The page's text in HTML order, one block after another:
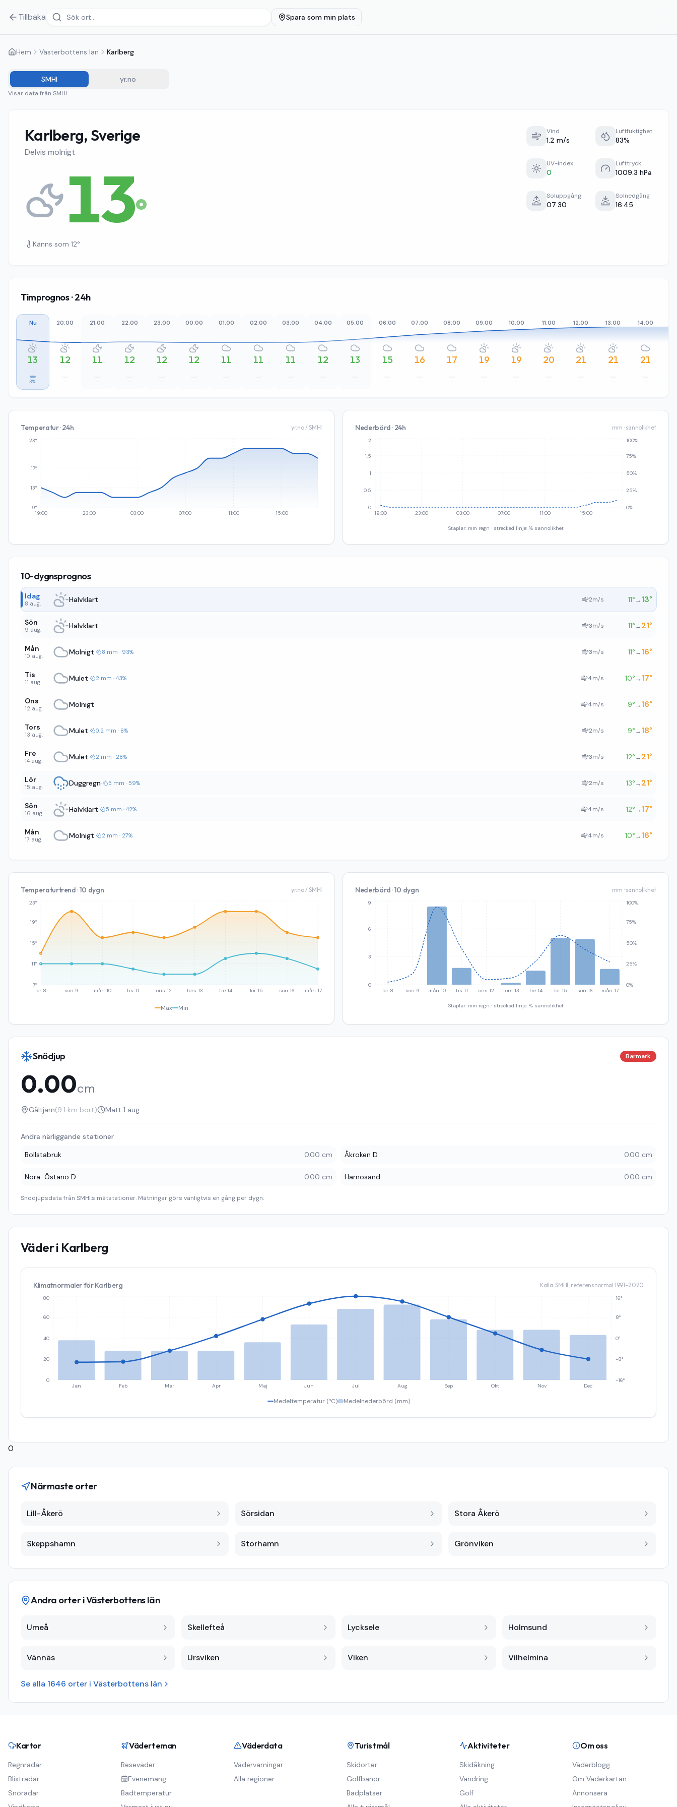
Tillbaka Spara som min plats
Hem Västerbottens län Karlberg
SMHI yr.no
Visar data från SMHI
Karlberg, Sverige
Delvis molnigt
13°
Känns som 12°
Vind
1.2 m/s
Luftfuktighet
83%
UV-index
0
Lufttryck
1009.3 hPa
Soluppgång
07:30
Solnedgång
16:45
Timprognos · 24h
Nu
13
3%
20:00
12
–
21:00
11
–
22:00
12
–
23:00
12
–
00:00
12
–
01:00
11
–
02:00
11
–
03:00
11
–
04:00
12
–
05:00
13
–
06:00
15
–
07:00
16
–
08:00
17
–
09:00
19
–
10:00
19
–
11:00
20
–
12:00
21
–
13:00
21
–
14:00
21
–
Temperatur · 24h yr.no / SMHI
19:00 23:00 03:00 07:00 11:00 15:00
9°
13°
17°
23°
Nederbörd · 24h mm · sannolikhet
19:00 23:00 03:00 07:00 11:00 15:00
0
0.5
1
1.5
2
0%
25%
50%
75%
100%
Staplar: mm regn · streckad linje: % sannolikhet
10-dygnsprognos
Idag
8 aug. Halvklart 2m/s 11°→13°
Sön
9 aug. Halvklart 3m/s 11°→21°
Mån
10 aug. Molnigt· 8 mm · 93% 3m/s 11°→16°
Tis
11 aug. Mulet· 2 mm · 43% 4m/s 10°→17°
Ons
12 aug. Molnigt 4m/s 9°→16°
Tors
13 aug. Mulet· 0.2 mm · 8% 2m/s 9°→18°
Fre
14 aug. Mulet· 2 mm · 28% 3m/s 12°→21°
Lör
15 aug. Duggregn· 5 mm · 59% 2m/s 13°→21°
Sön
16 aug. Halvklart· 5 mm · 42% 4m/s 12°→17°
Mån
17 aug. Molnigt· 2 mm · 27% 4m/s 10°→16°
Temperaturtrend · 10 dygn yr.no / SMHI
lör 8 sön 9 mån 10 tis 11 ons 12 tors 13 fre 14 lör 15 sön 16 mån 17
7°
11°
15°
19°
23°
Max Min
Nederbörd · 10 dygn mm · sannolikhet
lör 8 sön 9 mån 10 tis 11 ons 12 tors 13 fre 14 lör 15 sön 16 mån 17
0
3
6
9
0%
25%
50%
75%
100%
Staplar: mm regn · streckad linje: % sannolikhet
Snödjup Barmark
0.00cm
Gåltjärn(9.1 km bort) Mätt 1 aug.
Andra närliggande stationer
Bollstabruk
0.00 cm Åkroken D 0.00 cm
Nora-Östanö D 0.00 cm Härnösand 0.00 cm
Snödjupsdata från SMHI:s mätstationer. Mätningar görs vanligtvis en gång per dygn.
Väder i Karlberg
Klimatnormaler förKarlberg Källa: SMHI, referensnormal 1991–2020
Jan Feb Mar Apr Maj Jun Jul Aug Sep Okt Nov Dec
0
20
40
60
80
-16°
-8°
0°
8°
16°
Medeltemperatur (°C) Medelnederbörd (mm)
0
Närmaste orter
Lill-Åkerö Sörsidan Stora Åkerö
Skeppshamn Storhamn Grönviken
Andra orter iVästerbottens län
Umeå Skellefteå Lycksele Holmsund
Vännäs Ursviken Viken Vilhelmina
Se alla 1646 orter i Västerbottens län
Kartor
Regnradar
Blixtradar
Snöradar
Väderteman
Reseväder
Evenemang
Badtemperatur
Väderdata
Vädervarningar
Alla regioner
Turistmål
Skidorter
Golfbanor
Badplatser
Aktiviteter
Skidåkning
Vandring
Golf
Om oss
Väderblogg
Om Väderkartan
Annonsera